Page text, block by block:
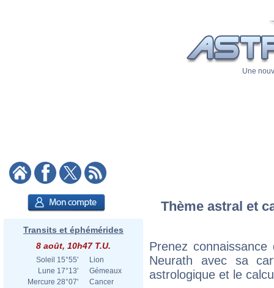
Une
Transits et éphémérides
8 août, 10h47 T.U.
Soleil 15°55'
Lion
Lune 17°13'
Gémeaux
Mercure 28°07'
Cancer
Thème astral et
Prenez
Neurath avec sa
astrologique et le